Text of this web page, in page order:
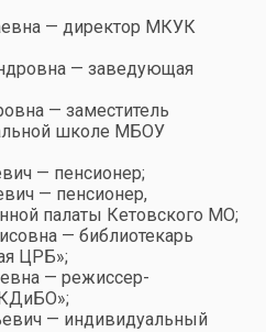
— директор МКУК
— заведующая
— заместитель
школе МБОУ
— пенсионер;
— пенсионер,
палаты Кетовского МО;
— библиотекарь
ЦРБ»;
— режиссер-
— индивидуальный